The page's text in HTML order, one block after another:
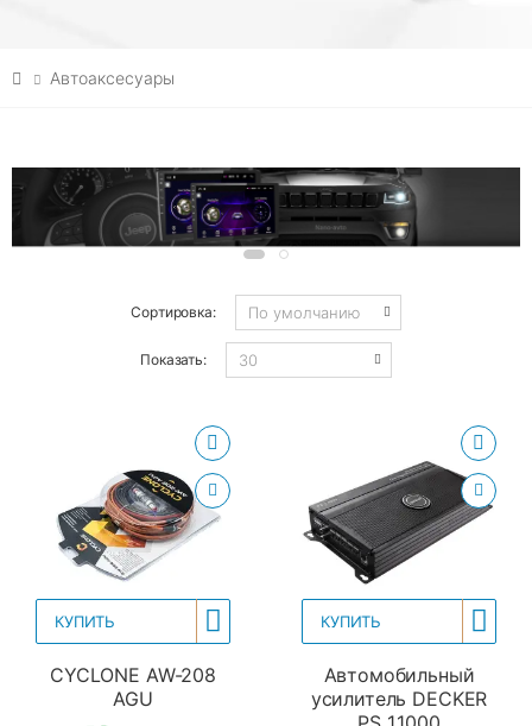
Автоаксесуары
Сортировка:
Показать:
КУПИТЬ
CYCLONE AW-208
AGU
КУПИТЬ
Автомобильный
усилитель DECKER